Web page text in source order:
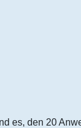
es, den 20